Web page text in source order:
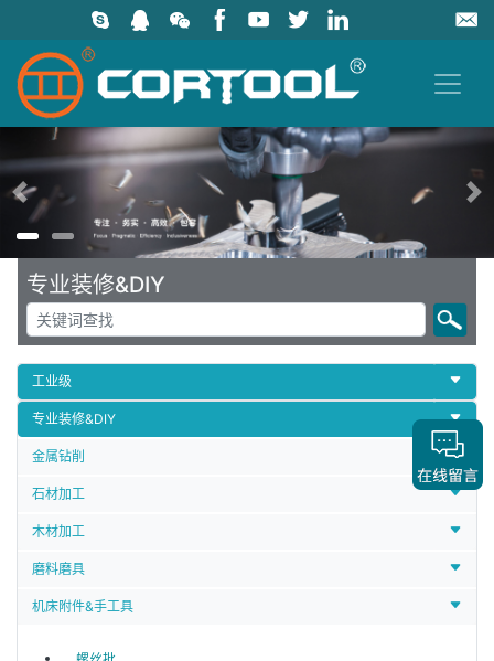
上一页
专业装修&DIY
工业级
专业装修&DIY
金属钻削
石材加工
木材加工
磨料磨具
机床附件&手工具